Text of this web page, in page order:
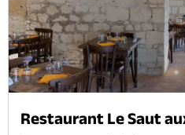
Restaurant Le Saut